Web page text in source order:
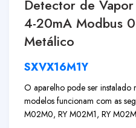
Detector de
4-20mA Modbus
Metálico
SXVX16M1Y
O aparelho pode ser instalado
modelos funcionam com as
M02M0, RY M02M1, RY